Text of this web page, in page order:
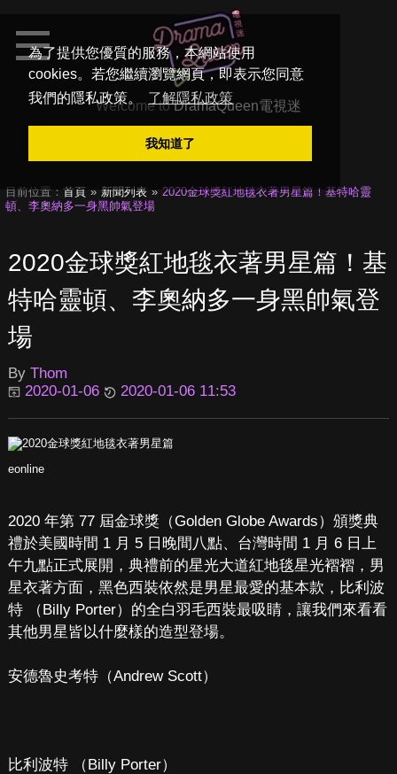
為了提供您優質的服務，本網站使用
cookies。若您繼續瀏覽網頁，即表示您同意
我們的隱私政策。
了解隱私政策
我知道了
Welcome toDramaQueen電視迷
目前位置： 首頁 新聞列表
2020金球獎紅地毯衣著男星篇！基特哈靈
頓、李奧納多一身黑帥氣登場
2020金球獎紅地毯衣著男星篇！基
特哈靈頓、李奧納多一身黑帥氣登
場
By Thom
2020-01-06
2020-01-06 11:53
eonline
2020 年第 77 屆金球獎（Golden Globe Awards）頒獎典
禮於美國時間 1 月 5 日晚間八點、台灣時間 1 月 6 日上
午九點正式展開，典禮前的星光大道紅地毯星光褶褶，男
星衣著方面，黑色西裝依然是男星最愛的基本款，比利波
特 （Billy Porter）的全白羽毛西裝最吸睛，讓我們來看看
其他男星皆以什麼樣的造型登場。
安德魯史考特（Andrew Scott）
比利波特 （Billy Porter）